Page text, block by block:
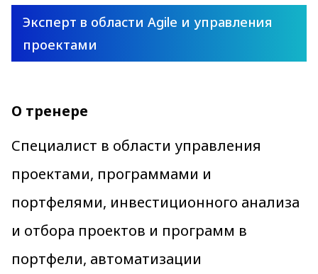
Эксперт в области Agile и управления
проектами
О тренере
Специалист в области управления
проектами, программами и
портфелями, инвестиционного анализа
и отбора проектов и программ в
портфели, автоматизации